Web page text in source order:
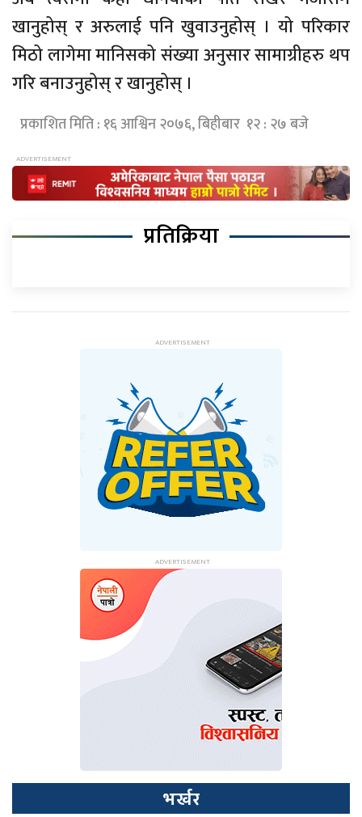
खानुहोस् र अरुलाई पनि खुवाउनुहोस् । यो परिकार
मिठो लागेमा मानिसको संख्या अनुसार सामाग्रीहरु थप
गरि बनाउनुहोस् र खानुहोस् ।
प्रकाशित मिति : १६ आश्विन २०७६, बिहीबार १२ : २७ बजे
प्रतिक्रिया
भर्खर